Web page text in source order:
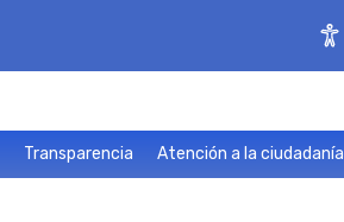
Transparencia Atención a la ciudadanía